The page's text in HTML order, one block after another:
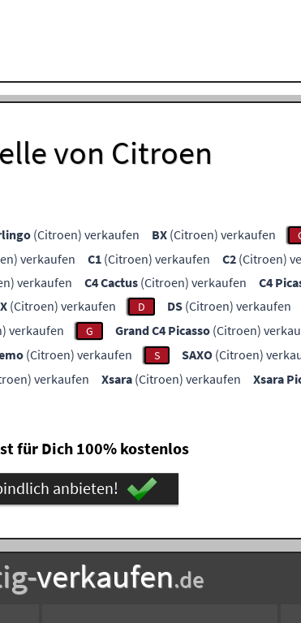
von Citroen
(Citroen) verkaufen BX (Citroen) verkaufen
verkaufen C1 (Citroen) verkaufen C2 (Citroen)
verkaufen C4 Cactus (Citroen) verkaufen C4
(Citroen) verkaufen D DS (Citroen) verkaufen
verkaufen G Grand C4 Picasso (Citroen)
(Citroen) verkaufen S SAXO (Citroen)
verkaufen Xsara (Citroen) verkaufen Xsara
für Dich 100% kostenlos
anbieten!
verkaufen.de